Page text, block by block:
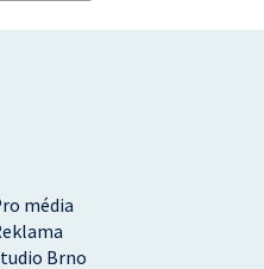
média
Brno